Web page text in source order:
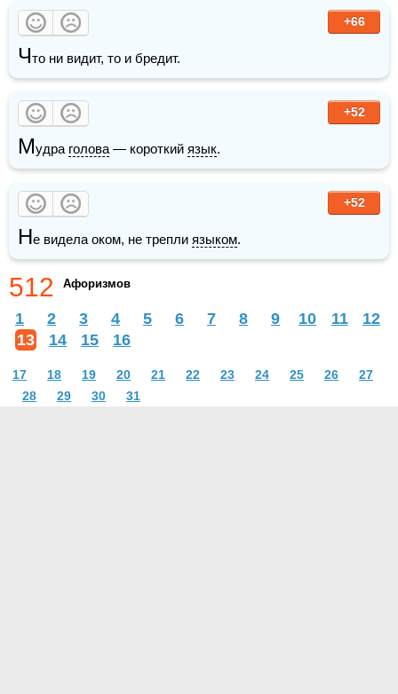
+66
Что ни видит, то и бредит.
+52
Мудра голова — короткий язык.
+52
Не видела оком, не трепли языком.
512 Афоризмов
1 2 3 4 5 6 7 8 9 10 11
12
13
14 15 16
17 18 19 20 21 22 23 24 25 26
27
28
29 30 31